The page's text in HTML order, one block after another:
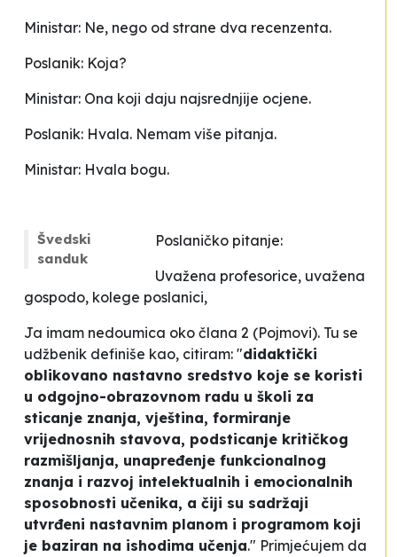
Ministar: Ne, nego od strane dva recenzenta.
Poslanik: Koja?
Ministar: Ona koji daju najsrednjije ocjene.
Poslanik: Hvala. Nemam više pitanja.
Ministar: Hvala bogu.
Švedski
sanduk
Poslaničko pitanje:
Uvažena profesorice, uvažena
gospodo, kolege poslanici,
Ja imam nedoumica oko člana 2 (Pojmovi). Tu se
udžbenik definiše kao, citiram: "didaktički
oblikovano nastavno sredstvo koje se koristi
u odgojno-obrazovnom radu u školi za
sticanje znanja, vještina, formiranje
vrijednosnih stavova, podsticanje kritičkog
razmišljanja, unapređenje funkcionalnog
znanja i razvoj intelektualnih i emocionalnih
sposobnosti učenika, a čiji su sadržaji
utvrđeni nastavnim planom i programom koji
je baziran na ishodima učenja." Primjećujem da